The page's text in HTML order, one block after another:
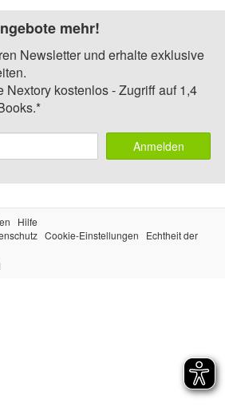
mehr!
Newsletter und erhalte exklusive
Nextory kostenlos - Zugriff auf 1,4
Anmelden
Hilfe
Cookie-Einstellungen
Echtheit der